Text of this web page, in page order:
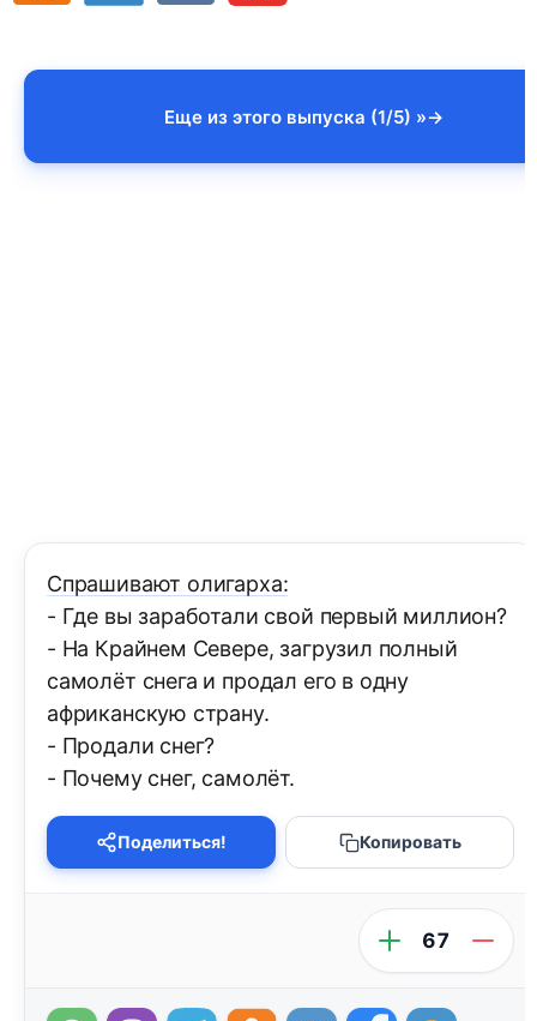
Еще из этого выпуска (1/5) »
Спрашивают олигарха:
- Где вы заработали свой первый миллион?
- На Крайнем Севере, загрузил полный
самолёт снега и продал его в одну
африканскую страну.
- Продали снег?
- Почему снег, самолёт.
Поделиться! Копировать
67